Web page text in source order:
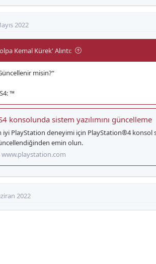
2022
Kemal Kürek' Alıntı:
misin?“
™
konsolunda sistem yazılımını güncelleme
iyi PlayStation deneyimi için PlayStation®4 konsol
emin olun.
www.playstation.com
2022